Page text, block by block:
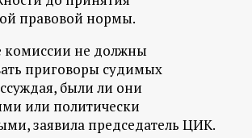
правовой нормы.
комиссии не должны
приговоры судимых
были ли они
или политически
заявила председатель ЦИК.